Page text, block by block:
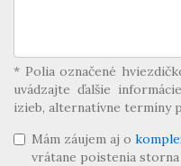
* Polia označené
uvádzajte ďalšie
izieb, alternatívne termíny
Mám záujem aj o
vrátane poistenia storna